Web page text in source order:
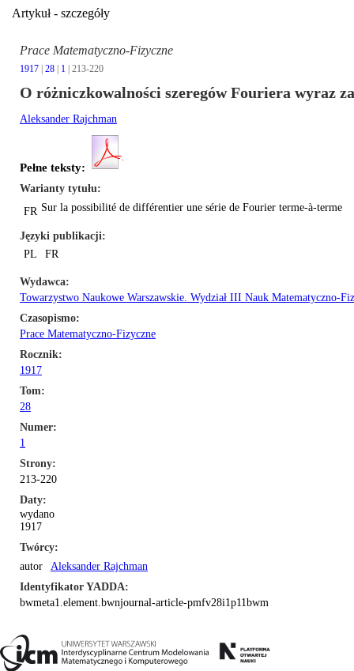
Artykuł - szczegóły
Prace Matematyczno-Fizyczne
1917 28 1 | 213-220
O różniczkowalności szeregów Fouriera wyraz
Aleksander Rajchman
Pełne teksty:
Warianty tytułu
FR Sur la possibilité de différentier une série de Fourier terme-à-terme
Języki publikacji
PL
FR
Wydawca
Towarzystwo Naukowe Warszawskie. Wydział III Nauk Matematyczno-
Czasopismo
Prace Matematyczno-Fizyczne
Rocznik
1917
Tom
28
Numer
1
Strony
213-220
Daty
wydano
1917
Twórcy
autor
Aleksander Rajchman
Identyfikator YADDA
bwmeta1.element.bwnjournal-article-pmfv28i1p11bwm